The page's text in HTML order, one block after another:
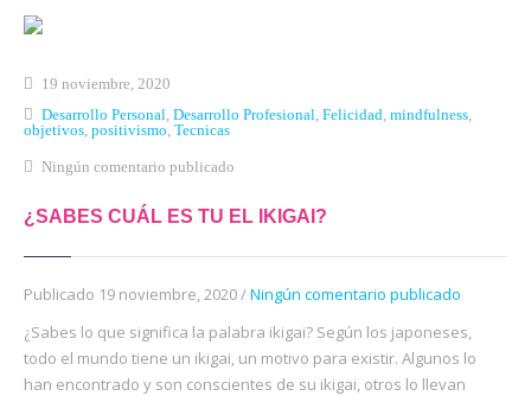
19 noviembre, 2020
Desarrollo Personal Desarrollo Profesional Felicidad mindfulness
objetivos positivismo Tecnicas
Ningún comentario publicado
¿SABES CUÁL ES TU EL IKIGAI?
Publicado 19 noviembre, 2020 /Ningún comentario publicado
¿Sabes lo que significa la palabra ikigai? Según los japoneses,
todo el mundo tiene un ikigai, un motivo para existir. Algunos lo
han encontrado y son conscientes de su ikigai, otros lo llevan